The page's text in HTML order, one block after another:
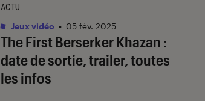
The First Berserker Khazan :
date de sortie, trailer, toutes
les infos
ACTU
Jeux vidéo • 05 fév. 2025